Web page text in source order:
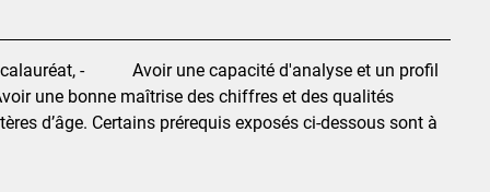
- Avoir une capacité d'analyse et un profil
bonne maîtrise des chiffres et des qualités
d’âge. Certains prérequis exposés ci-dessous sont à